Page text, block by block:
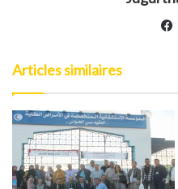
Articles similaires